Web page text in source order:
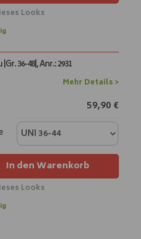
Looks
36-48|, Anr.: 2931
Mehr Details >
59,90€
In den Warenkorb
Looks